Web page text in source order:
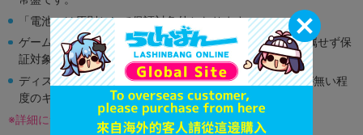
「電池」は原則として保証対象外となります。
ゲーム機本体には、SDカードなどのメモリーカードは付属せず保
証対象外となります。
ディスク類の読み取り面のキズに関しまして再生に支障が無い程
度のキズがある場合がございます。
※詳細につきましてはコチラ